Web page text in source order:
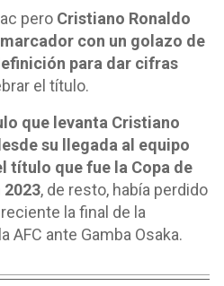
pero Cristiano Ronaldo
con un golazo de
para dar cifras
el título.
que levanta Cristiano
su llegada al equipo
título que fue la Copa de
2023, de resto, había perdido
la final de la
AFC ante Gamba Osaka.